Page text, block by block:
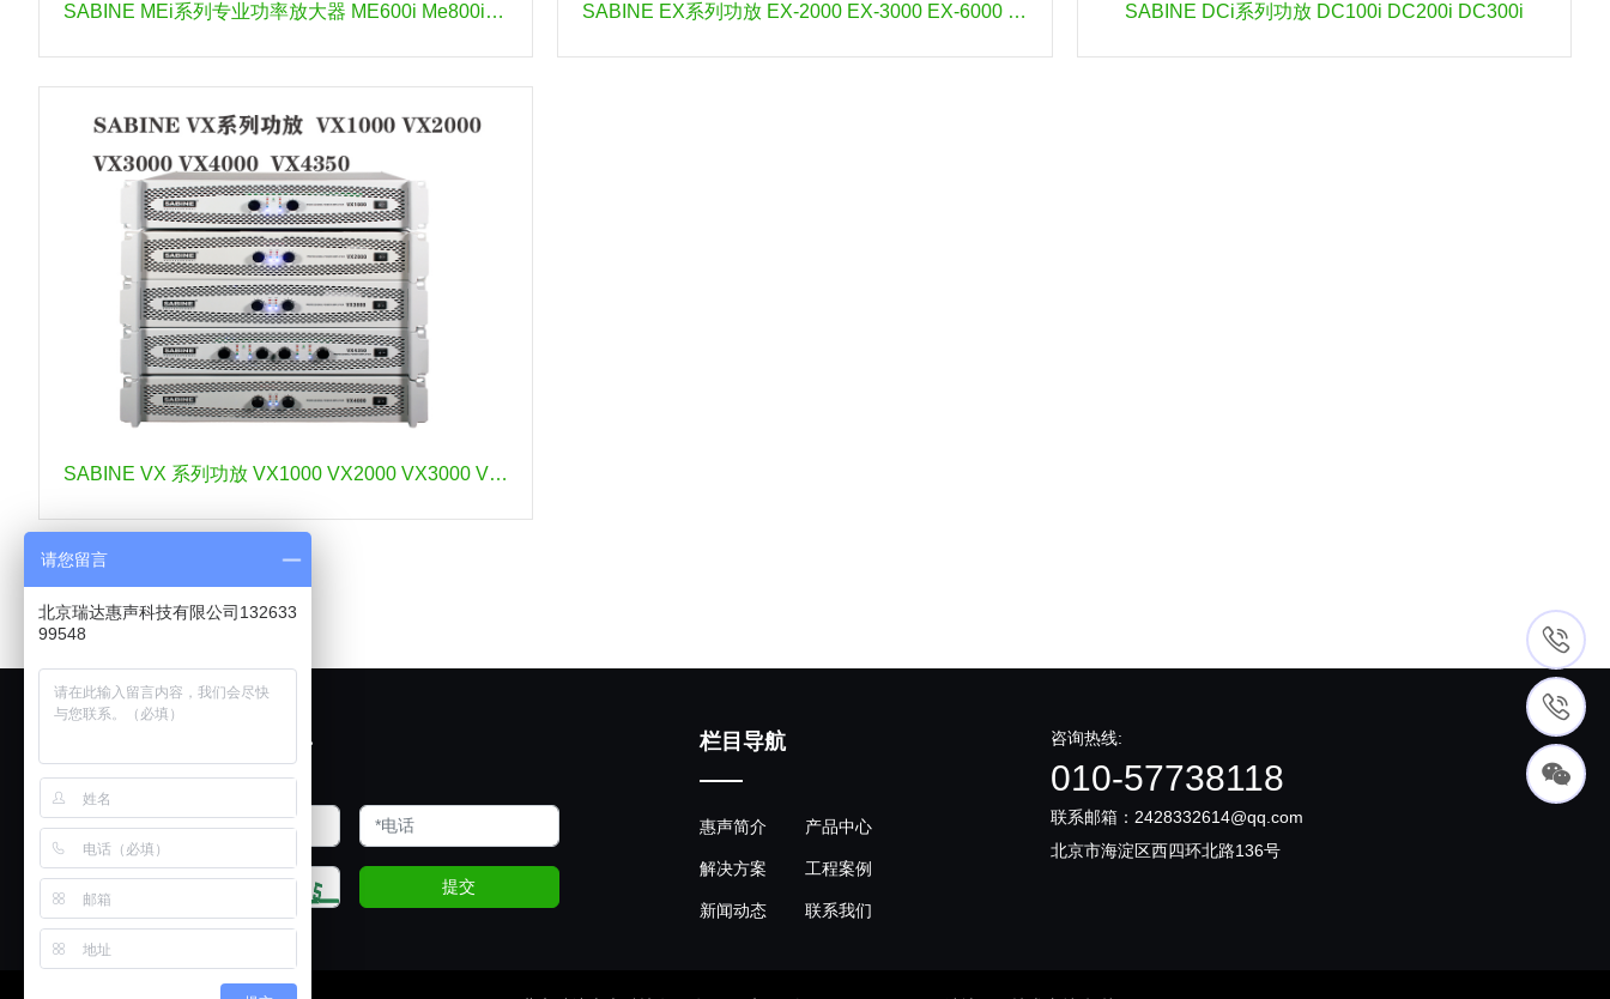
SABINE MEi系列专业功率放大器 ME600i Me800i ME1200i SABINE EX系列功放 EX-2000 EX-3000 EX-6000 EX-9000 SABINE DCi系列功放 DC100i DC200i DC300i
SABINE VX 系列功放 VX1000 VX2000 VX3000 VX4000 VX4350
欢迎展厅试音
提交
栏目导航
惠声简介 产品中心
解决方案 工程案例
新闻动态 联系我们
咨询热线:
010-57738118
联系邮箱：2428332614@qq.com
北京市海淀区西四环北路136号
请您留言
北京瑞达惠声科技有限公司132633
99548